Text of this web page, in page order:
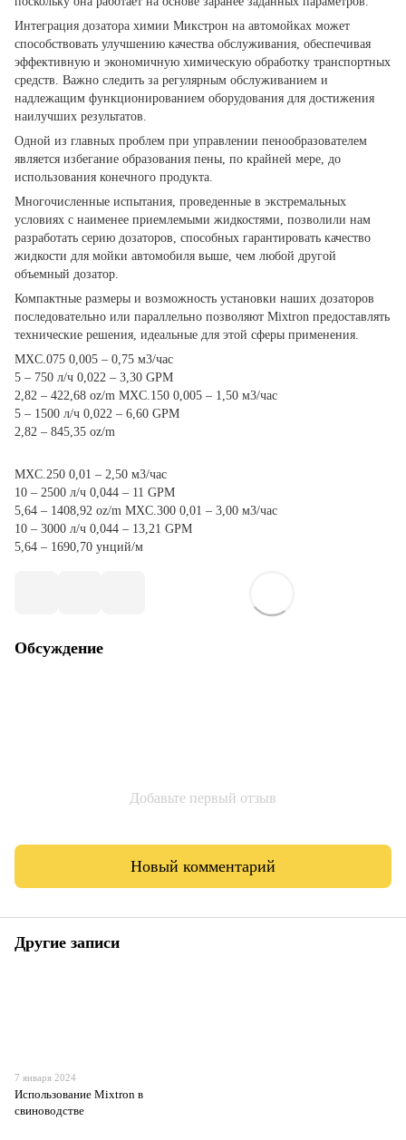
Интеграция дозатора химии Микстрон на автомойках может
способствовать улучшению качества обслуживания, обеспечивая
эффективную и экономичную химическую обработку транспортных
средств. Важно следить за регулярным обслуживанием и
надлежащим функционированием оборудования для достижения
наилучших результатов.
Одной из главных проблем при управлении пенообразователем
является избегание образования пены, по крайней мере, до
использования конечного продукта.
Многочисленные испытания, проведенные в экстремальных
условиях с наименее приемлемыми жидкостями, позволили нам
разработать серию дозаторов, способных гарантировать качество
жидкости для мойки автомобиля выше, чем любой другой
объемный дозатор.
Компактные размеры и возможность установки наших дозаторов
последовательно или параллельно позволяют Mixtron предоставлять
технические решения, идеальные для этой сферы применения.
MXC.075 0,005 – 0,75 м3/час
5 – 750 л/ч 0,022 – 3,30 GPM
2,82 – 422,68 oz/m MXC.150 0,005 – 1,50 м3/час
5 – 1500 л/ч 0,022 – 6,60 GPM
2,82 – 845,35 oz/m
MXC.250 0,01 – 2,50 м3/час
10 – 2500 л/ч 0,044 – 11 GPM
5,64 – 1408,92 oz/m MXC.300 0,01 – 3,00 м3/час
10 – 3000 л/ч 0,044 – 13,21 GPM
5,64 – 1690,70 унций/м
Обсуждение
Добавьте первый отзыв
Новый комментарий
Другие записи
7 января 2024
Использование Mixtron в
свиноводстве